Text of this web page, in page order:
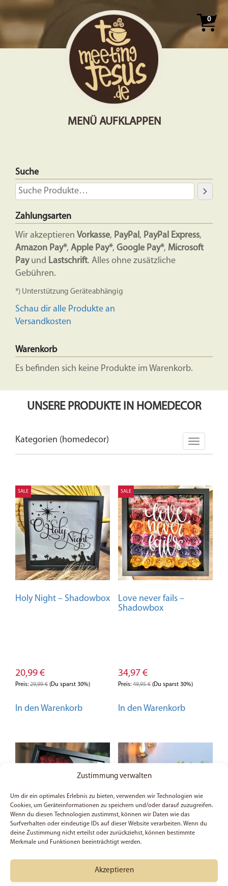
Zustimmung verwalten
Um dir ein optimales Erlebnis zu bieten, verwenden wir Technologien wie
Cookies, um Geräteinformationen zu speichern und/oder darauf zuzugreifen.
Wenn du diesen Technologien zustimmst, können wir Daten wie das
Surfverhalten oder eindeutige IDs auf dieser Website verarbeiten. Wenn du
deine Zustimmung nicht erteilst oder zurückziehst, können bestimmte
Merkmale und Funktionen beeinträchtigt werden.
Akzeptieren
0
MENÜ AUFKLAPPEN
Suche
Zahlungsarten
Wir akzeptieren Vorkasse, PayPal, PayPal Express,
Amazon Pay*, Apple Pay*, Google Pay*, Microsoft
Payund Lastschrift. Alles ohne zusätzliche
Gebühren.
*) Unterstützung Geräteabhängig
Schau dir alle Produkte an
Versandkosten
Warenkorb
Es befinden sich keine Produkte im Warenkorb.
UNSERE PRODUKTE IN HOMEDECOR
Kategorien (homedecor)
SALE
Holy Night – Shadowbox
20,99 €
Preis: 29,99€ (Du sparst 30%)
In den Warenkorb
SALE
Love never fails –
Shadowbox
34,97 €
Preis:49,95€(Du sparst 30%)
In den Warenkorb
Liebe | 1. Korinther 16:14
mache alles neu! |
Offenbarung 21:5 |